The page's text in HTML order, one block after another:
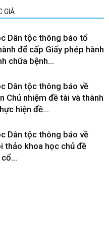
GIẢ
Dân tộc thông báo tổ
để cấp Giấy phép hành
chữa bệnh...
Dân tộc thông báo về
Chủ nhiệm đề tài và thành
hiện đề...
Dân tộc thông báo về
thảo khoa học chủ đề